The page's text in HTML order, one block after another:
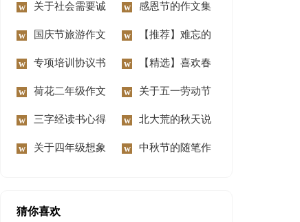
文400字3篇 书
关于社会需要诚
信作文3篇
感恩节的作文集
合15篇
国庆节旅游作文
14篇
【推荐】难忘的
事二年级作文合集八
篇
专项培训协议书 【精选】喜欢春
节作文三篇
荷花二年级作文
300字锦集六篇
关于五一劳动节
慰问信范文汇编8篇
三字经读书心得
体会
北大荒的秋天说
课稿
关于四年级想象 中秋节的随笔作
猜你喜欢